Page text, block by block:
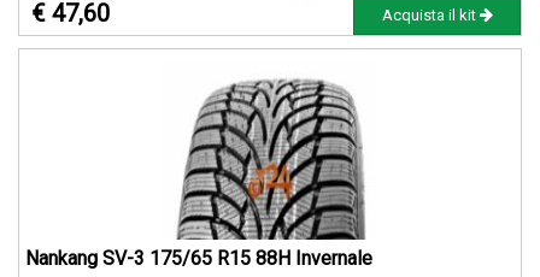
€ 47,60 Acquista il kit
Nankang SV-3 175/65 R15 88H Invernale